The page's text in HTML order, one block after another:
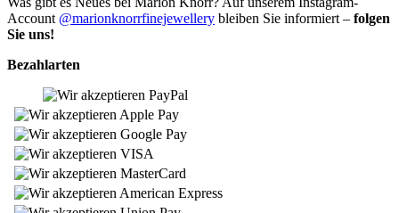
Account @marionknorrfinejewellery bleiben Sie informiert – folgen
Sie uns!
Bezahlarten